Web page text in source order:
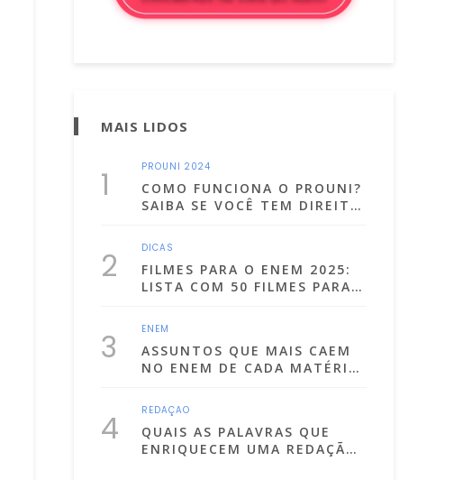
MAIS LIDOS
1 PROUNI 2024
COMO FUNCIONA O PROUNI?
SAIBA SE VOCÊ TEM DIREITO
2 DICAS
FILMES PARA O ENEM 2025:
LISTA COM 50 FILMES PARA
3 ENEM
ASSUNTOS QUE MAIS CAEM
NO ENEM DE CADA MATÉRIA!
2025)
4 REDAÇÃO
QUAIS AS PALAVRAS QUE
ENRIQUECEM UMA REDAÇÃO